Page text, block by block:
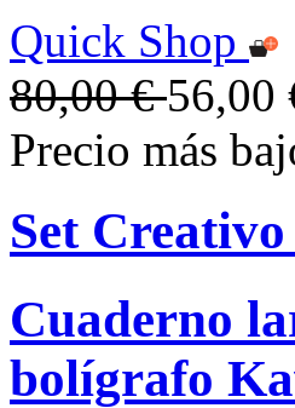
Quick Shop
80,00 €56,00
Precio más
Set
Cuaderno
bolígrafo